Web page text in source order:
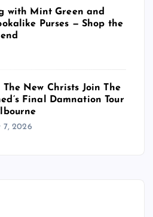
with Mint Green and
Purses — Shop the
The New Christs Join The
Final Damnation Tour
7, 2026